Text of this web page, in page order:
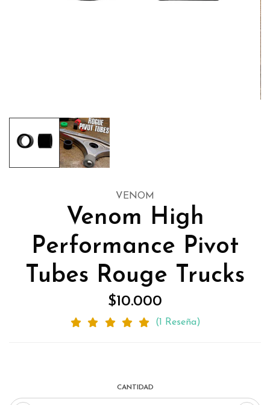
VENOM
Venom High
Performance Pivot
Tubes Rouge Trucks
$10.000
(1 Reseña)
CANTIDAD